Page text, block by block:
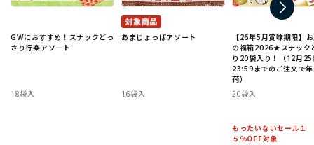
GWにおすすめ！スナックどっ
さり行楽アソート
18袋入
あまじょっぱアソート
16袋入
【26年5月賞味期限】
の福箱2026★スナック
り20袋入り！（12月25
23:59までのご注文で
荷）
20袋入
もったいないセール１
５％OFF対象